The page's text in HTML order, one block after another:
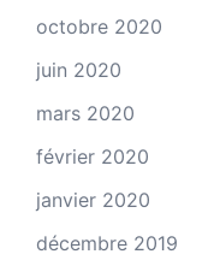
octobre 2020
juin 2020
mars 2020
février 2020
janvier 2020
décembre 2019